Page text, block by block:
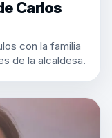
Carlos
con la familia
de la alcaldesa.